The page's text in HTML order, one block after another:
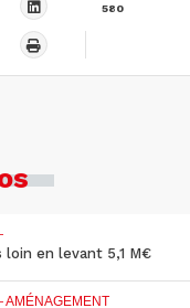
580
loin en levant 5,1 M€